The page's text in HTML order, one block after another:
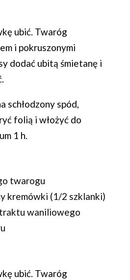
ubić. Twaróg
i pokruszonymi
dodać ubitą śmietanę i
schłodzony spód,
folią i włożyć do
1 h.
twarogu
kremówki (1/2 szklanki)
waniliowego
ubić. Twaróg